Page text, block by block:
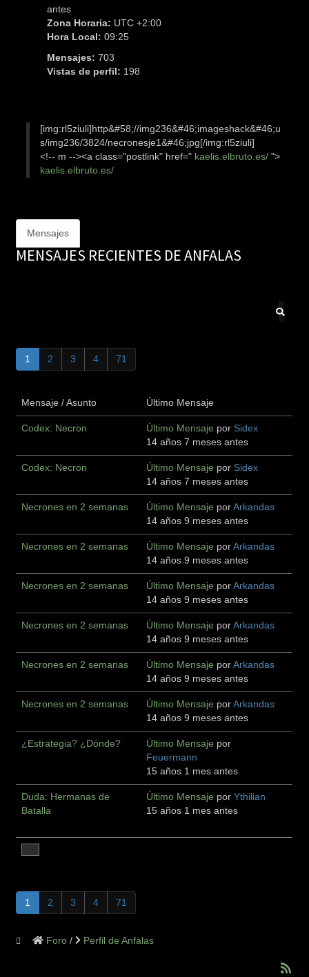
antes
Zona Horaria: UTC +2:00
Hora Local: 09:25
Mensajes:703
Vistas de perfil: 198
[img:rl5ziuli]http&#58;//img236&#46;imageshack&#46;u
s/img236/3824/necronesje1&#46;jpg[/img:rl5ziuli]
<!-- m --><a class="postlink" href=" kaelis.elbruto.es/ ">
kaelis.elbruto.es/
Mensajes
MENSAJES RECIENTES DE ANFALAS
1 2 3 4 71
Mensaje / Asunto Último Mensaje
Codex: Necron Último Mensaje por Sidex
14 años 7 meses antes
Codex: Necron Último Mensaje por Sidex
14 años 7 meses antes
Necrones en 2 semanas Último Mensaje porArkandas
14 años 9 meses antes
Necrones en 2 semanas Último Mensaje porArkandas
14 años 9 meses antes
Necrones en 2 semanas Último Mensaje porArkandas
14 años 9 meses antes
Necrones en 2 semanas Último Mensaje porArkandas
14 años 9 meses antes
Necrones en 2 semanas Último Mensaje porArkandas
14 años 9 meses antes
Necrones en 2 semanas Último Mensaje porArkandas
14 años 9 meses antes
¿Estrategia? ¿Dónde? Último Mensaje por
Feuermann
15 años 1 mes antes
Duda: Hermanas de
Batalla
Último Mensaje porYthilian
15 años 1 mes antes
1 2 3 4 71
Foro Perfil de Anfalas